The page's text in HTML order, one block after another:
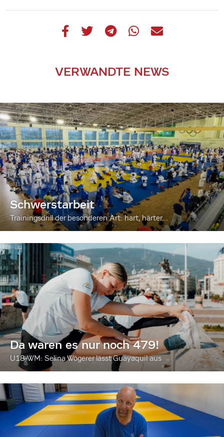
VERWANDTE NEWS
Schwerstarbeit
Trainingsdrill der besonderen Art: hart, härter...
Da waren es nur noch 479!
U18-WM: Selina Wögerer lässt Guayaquil aus